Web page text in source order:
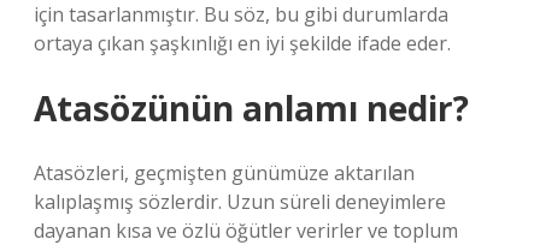
için tasarlanmıştır. Bu söz, bu gibi durumlarda
ortaya çıkan şaşkınlığı en iyi şekilde ifade eder.
Atasözünün anlamı nedir?
Atasözleri, geçmişten günümüze aktarılan
kalıplaşmış sözlerdir. Uzun süreli deneyimlere
dayanan kısa ve özlü öğütler verirler ve toplum